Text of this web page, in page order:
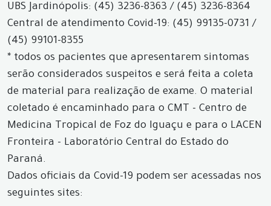
UBS Jardinópolis: (45) 3236-8363 / (45) 3236-8364
Central de atendimento Covid-19: (45) 99135-0731 /
(45) 99101-8355
* todos os pacientes que apresentarem sintomas
serão considerados suspeitos e será feita a coleta
de material para realização de exame. O material
coletado é encaminhado para o CMT - Centro de
Medicina Tropical de Foz do Iguaçu e para o LACEN
Fronteira - Laboratório Central do Estado do
Paraná.
Dados oficiais da Covid-19 podem ser acessadas nos
seguintes sites: